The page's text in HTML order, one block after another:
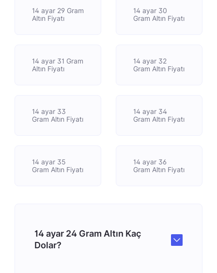
14 ayar 29 Gram
Altın Fiyatı
14 ayar 30
Gram Altın Fiyatı
14 ayar 31 Gram
Altın Fiyatı
14 ayar 32
Gram Altın Fiyatı
14 ayar 33
Gram Altın Fiyatı
14 ayar 34
Gram Altın Fiyatı
14 ayar 35
Gram Altın Fiyatı
14 ayar 36
Gram Altın Fiyatı
14 ayar 24 Gram Altın Kaç
Dolar?